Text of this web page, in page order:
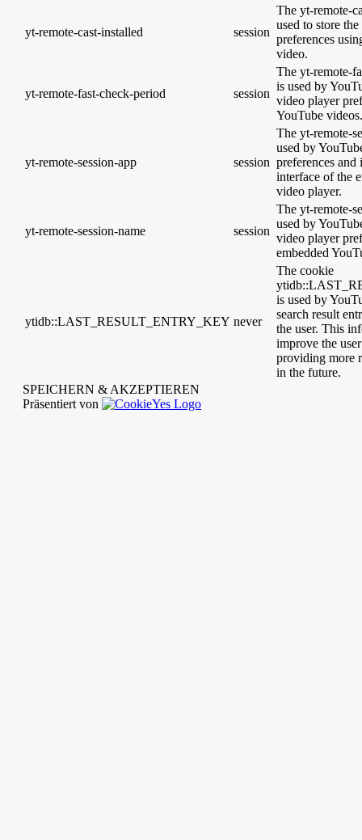
yt-remote-cast-installed session
The yt-remote-
used to store
preferences
video.
yt-remote-fast-check-period session
The yt-remote-
is used by
video player
YouTube videos.
yt-remote-session-app session
The yt-remote-
used by
preferences
interface of the
video player.
yt-remote-session-name session
The yt-remote-
used by
video player
embedded
ytidb::LAST_RESULT_ENTRY_KEY never
The cookie
is used by
search result
the user. This
improve the
providing more
in the future.
SPEICHERN & AKZEPTIEREN
Präsentiert von